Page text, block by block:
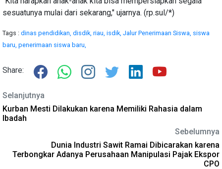
sesuatunya mulai dari sekarang," ujarnya. (rp.sul/*)
Tags : dinas pendidikan, disdik, riau, isdik, Jalur Penerimaan Siswa, siswa
baru, penerimaan siswa baru,
Share:
Selanjutnya
Kurban Mesti Dilakukan karena Memiliki Rahasia dalam
Ibadah
Sebelumnya
Dunia Industri Sawit Ramai Dibicarakan karena
Terbongkar Adanya Perusahaan Manipulasi Pajak Ekspor
CPO